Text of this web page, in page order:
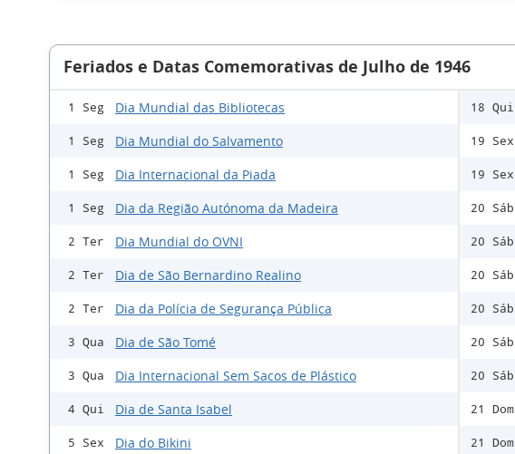
Feriados e Datas Comemorativas de Julho de 1946
1 Seg Dia Mundial das Bibliotecas
1 Seg Dia Mundial do Salvamento
1 Seg Dia Internacional da Piada
1 Seg Dia da Região Autónoma da Madeira
2 Ter Dia Mundial do OVNI
2 Ter Dia de São Bernardino Realino
2 Ter Dia da Polícia de Segurança Pública
3 Qua Dia de São Tomé
3 Qua Dia Internacional Sem Sacos de Plástico
4 Qui Dia de Santa Isabel
5 Sex Dia do Bikini
18 Qui
19 Sex
19 Sex
20 Sáb
20 Sáb
20 Sáb
20 Sáb
20 Sáb
20 Sáb
21 Dom
21 Dom